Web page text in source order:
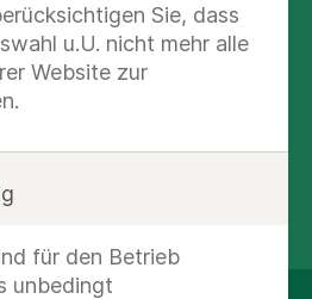
Sie, dass
u.U. nicht mehr alle
Website zur
für den Betrieb
unbedingt